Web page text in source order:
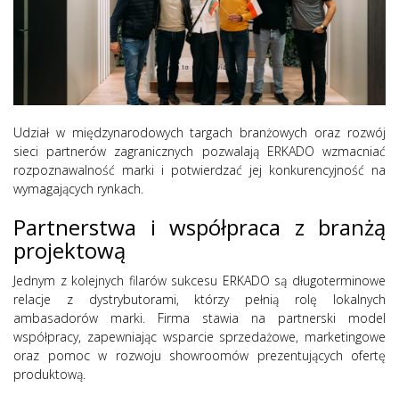
Udział w międzynarodowych targach branżowych oraz rozwój
sieci partnerów zagranicznych pozwalają ERKADO wzmacniać
rozpoznawalność marki i potwierdzać jej konkurencyjność na
wymagających rynkach.
Partnerstwa i współpraca z branżą
projektową
Jednym z kolejnych filarów sukcesu ERKADO są długoterminowe
relacje z dystrybutorami, którzy pełnią rolę lokalnych
ambasadorów marki. Firma stawia na partnerski model
współpracy, zapewniając wsparcie sprzedażowe, marketingowe
oraz pomoc w rozwoju showroomów prezentujących ofertę
produktową.